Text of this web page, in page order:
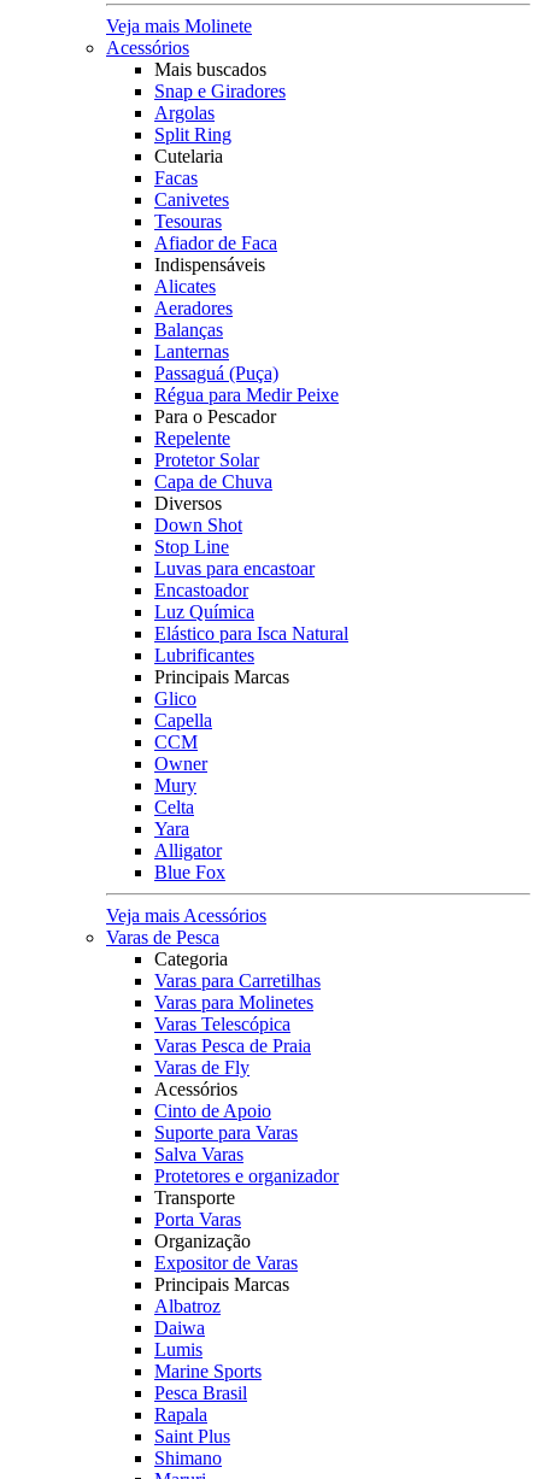
Veja mais Molinete
Acessórios
Mais buscados
Snap e Giradores
Argolas
Split Ring
Cutelaria
Facas
Canivetes
Tesouras
Afiador de Faca
Indispensáveis
Alicates
Aeradores
Balanças
Lanternas
Passaguá (Puça)
Régua para Medir Peixe
Para o Pescador
Repelente
Protetor Solar
Capa de Chuva
Diversos
Down Shot
Stop Line
Luvas para encastoar
Encastoador
Luz Química
Elástico para Isca Natural
Lubrificantes
Principais Marcas
Glico
Capella
CCM
Owner
Mury
Celta
Yara
Alligator
Blue Fox
Veja mais Acessórios
Varas de Pesca
Categoria
Varas para Carretilhas
Varas para Molinetes
Varas Telescópica
Varas Pesca de Praia
Varas de Fly
Acessórios
Cinto de Apoio
Suporte para Varas
Salva Varas
Protetores e organizador
Transporte
Porta Varas
Organização
Expositor de Varas
Principais Marcas
Albatroz
Daiwa
Lumis
Marine Sports
Pesca Brasil
Rapala
Saint Plus
Shimano